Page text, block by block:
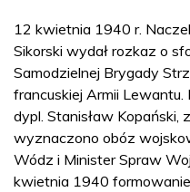
12 kwietnia 1940 r.
Sikorski wydał rozkaz o
Samodzielnej Brygady
francuskiej Armii
dypl. Stanisław Kopański,
wyznaczono obóz
Wódz i Minister Spraw
kwietnia 1940